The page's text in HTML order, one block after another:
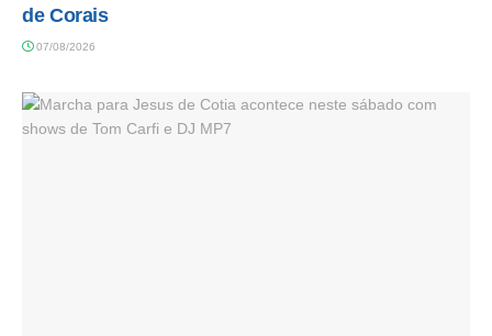
de Corais
07/08/2026